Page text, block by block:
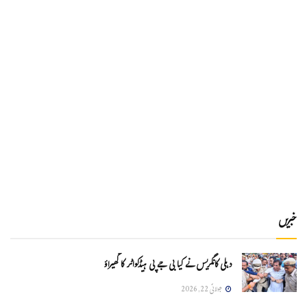
خبریں
دہلی کانگریس نے کیا بی جے پی ہیڈکواٹر کا گھیراؤ
جولائی 22, 2026